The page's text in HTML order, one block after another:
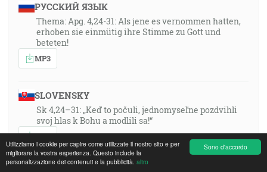
Sono d'accordo
Utilizziamo i cookie per capire come utilizzate il nostro sito e per
migliorare la vostra esperienza. Questo include la
personalizzazione dei contenuti e la pubblicità. altro
РУССКИЙ ЯЗЫК
Thema: Apg. 4,24-31: Als jene es vernommen hatten,
erhoben sie einmütig ihre Stimme zu Gott und
beteten!
MP3
SLOVENSKY
Sk 4,24–31: „Keď to počuli, jednomyseľne pozdvihli
svoj hlas k Bohu a modlili sa!“
MP3